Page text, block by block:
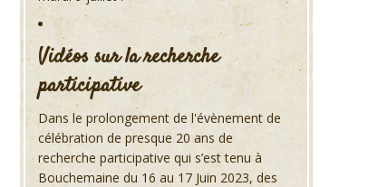
Vidéos sur la recherche
participative
Dans le prolongement de l'évènement de
célébration de presque 20 ans de
recherche participative qui s’est tenu à
Bouchemaine du 16 au 17 Juin 2023, des